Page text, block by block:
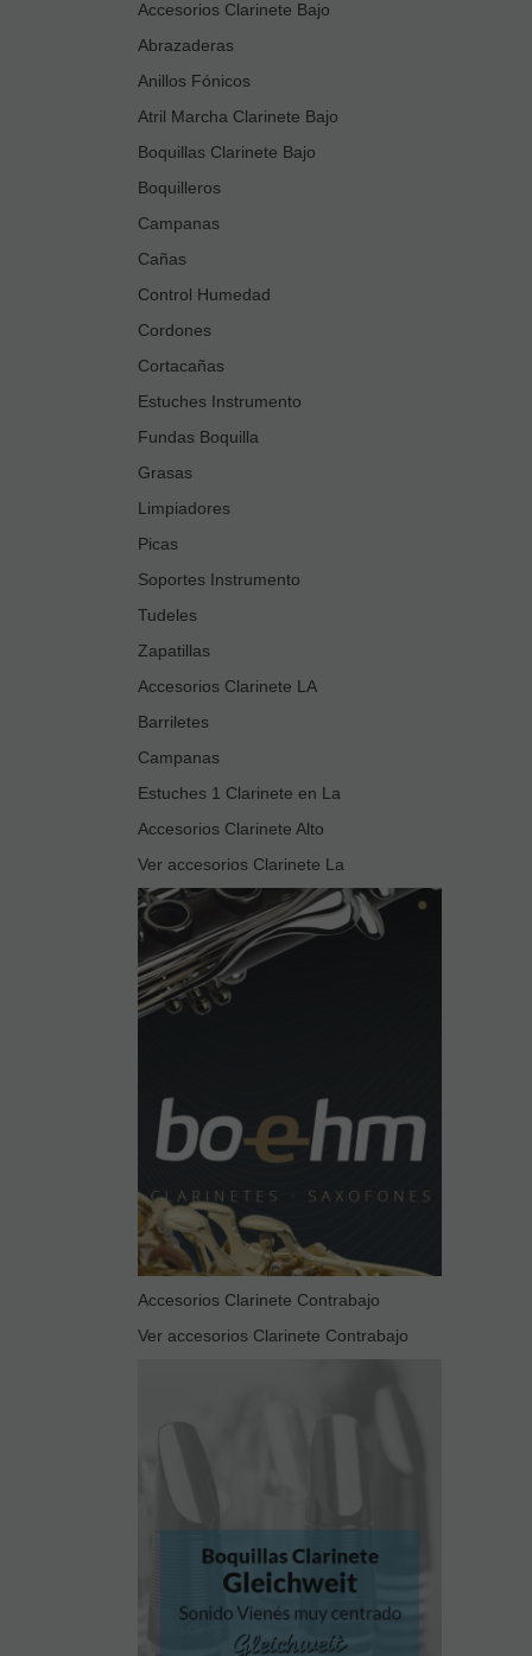
Accesorios Clarinete Bajo
Abrazaderas
Anillos Fónicos
Atril Marcha Clarinete Bajo
Boquillas Clarinete Bajo
Boquilleros
Campanas
Cañas
Control Humedad
Cordones
Cortacañas
Estuches Instrumento
Fundas Boquilla
Grasas
Limpiadores
Picas
Soportes Instrumento
Tudeles
Zapatillas
Accesorios Clarinete LA
Barriletes
Campanas
Estuches 1 Clarinete en La
Accesorios Clarinete Alto
Ver accesorios Clarinete La
Accesorios Clarinete Contrabajo
Ver accesorios Clarinete Contrabajo